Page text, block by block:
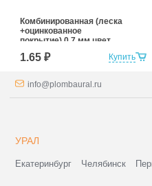
Купить
Комбинированная (леска
+оцинкованное
покрытие) 0,7 мм цвет
белый
1.65 ₽
info@plombaural.ru
УРАЛ
Екатеринбург Челябинск